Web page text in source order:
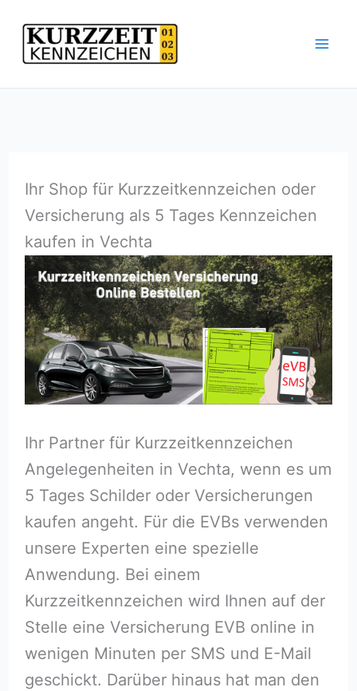
Inhalt
springen
Ihr Shop für Kurzzeitkennzeichen oder
Versicherung als 5 Tages Kennzeichen
kaufen in Vechta
Ihr Partner für Kurzzeitkennzeichen
Angelegenheiten in Vechta, wenn es um
5 Tages Schilder oder Versicherungen
kaufen angeht. Für die EVBs verwenden
unsere Experten eine spezielle
Anwendung. Bei einem
Kurzzeitkennzeichen wird Ihnen auf der
Stelle eine Versicherung EVB online in
wenigen Minuten per SMS und E-Mail
geschickt. Darüber hinaus hat man den